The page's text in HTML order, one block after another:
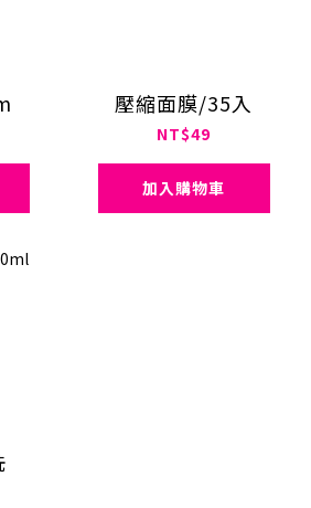
壓縮面膜/35入
NT$49
加入購物車